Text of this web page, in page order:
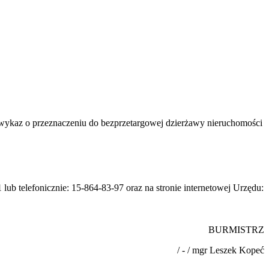
o przeznaczeniu do bezprzetargowej dzierżawy nieruchomości
telefonicznie: 15-864-83-97 oraz na stronie internetowej Urzędu:
BURMISTRZ
/ - / mgr Leszek Kopeć